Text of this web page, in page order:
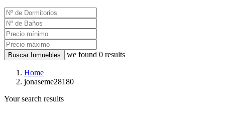
Buscar Inmuebles we found 0 results
Home
jonaseme28180
Your search results